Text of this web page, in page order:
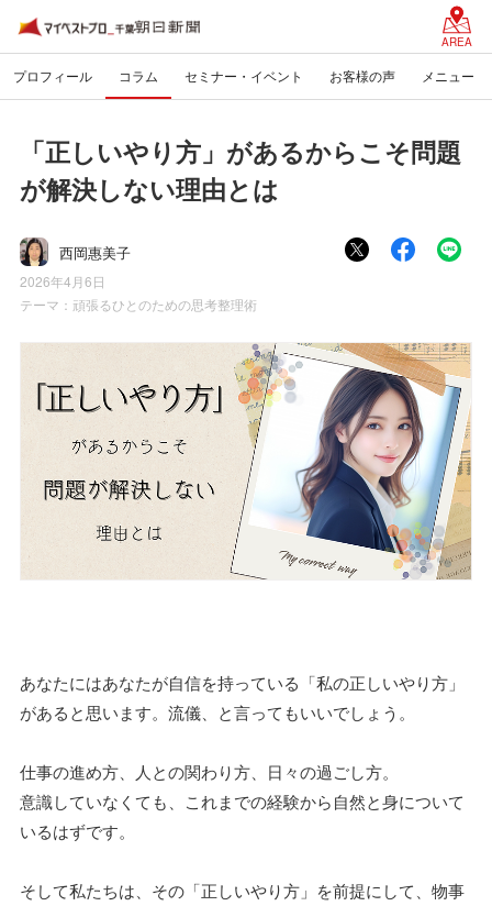
AREA
プロフィール コラム セミナー・イベント お客様の声 メニュー
「正しいやり方」があるからこそ問題
が解決しない理由とは
西岡惠美子
2026年4月6日
テーマ： 頑張るひとのための思考整理術
あなたにはあなたが自信を持っている「私の正しいやり方」
があると思います。流儀、と言ってもいいでしょう。
仕事の進め方、人との関わり方、日々の過ごし方。
意識していなくても、これまでの経験から自然と身について
いるはずです。
そして私たちは、その「正しいやり方」を前提にして、物事